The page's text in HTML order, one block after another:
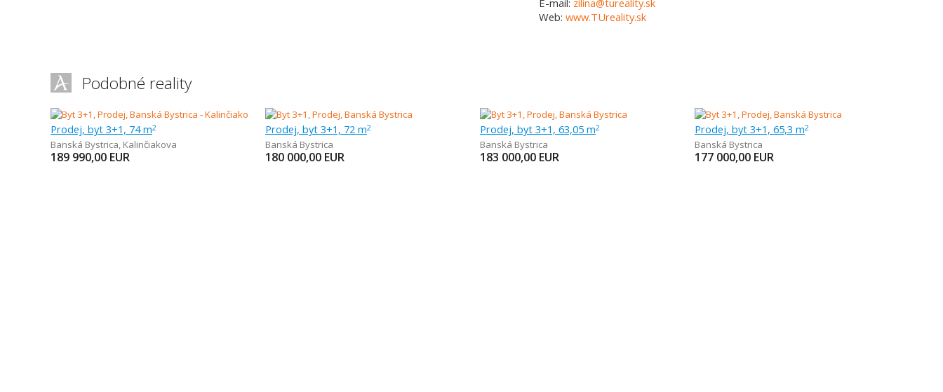
E-mail: zilina@tureality.sk
Web: www.TUreality.sk
Podobné reality
Prodej, byt 3+1, 74 m2
Banská Bystrica, Kalinčiakova
189 990,00 EUR
Prodej, byt 3+1, 72 m2
Banská Bystrica
180 000,00 EUR
Prodej, byt 3+1, 63,05 m2
Banská Bystrica
183 000,00 EUR
Prodej, byt 3+1, 65,3 m2
Banská Bystrica
177 000,00 EUR